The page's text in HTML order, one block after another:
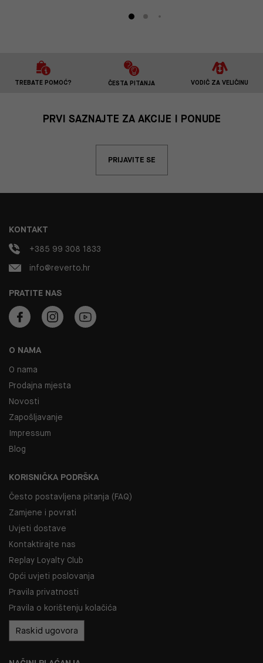
TREBATE POMOĆ? ČESTA PITANJA VODIČ ZA VELIČINU
PRVI SAZNAJTE ZA AKCIJE I PONUDE
PRIJAVITE SE
O NAMA
O nama
Prodajna mjesta
Novosti
Zapošljavanje
Impressum
Blog
KORISNIČKA PODRŠKA
Često postavljena pitanja (FAQ)
Zamjene i povrati
Uvjeti dostave
Kontaktirajte nas
Replay Loyalty Club
Opći uvjeti poslovanja
Pravila privatnosti
Pravila o korištenju kolačića
Raskid ugovora
PRATITE NAS
KONTAKT
+385 99 308 1833
info@reverto.hr